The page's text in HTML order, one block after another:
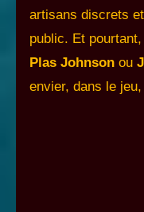
artisans discrets
public. Et
Plas Johnson ou
envier, dans le